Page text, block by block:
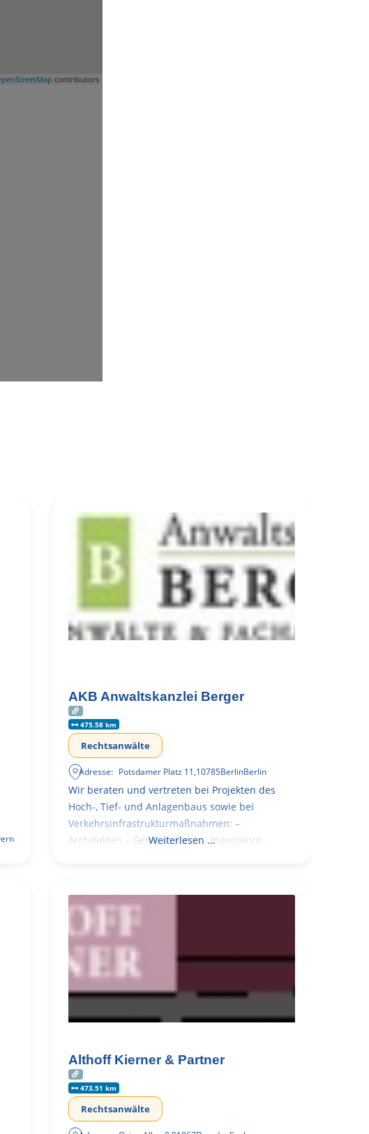
contributors
AKB Anwaltskanzlei Berger
475.58 km
Rechtsanwälte
Adresse: Potsdamer Platz 11,10785BerlinBerlin
Wir beraten und vertreten bei Projekten des
Hoch-, Tief- und Anlagenbaus sowie bei
Verkehrsinfrastrukturmaßnahmen: –
Architekten – Generalplaner – Ingenieure
Weiterlesen …
Althoff Kierner & Partner
473.51 km
Rechtsanwälte